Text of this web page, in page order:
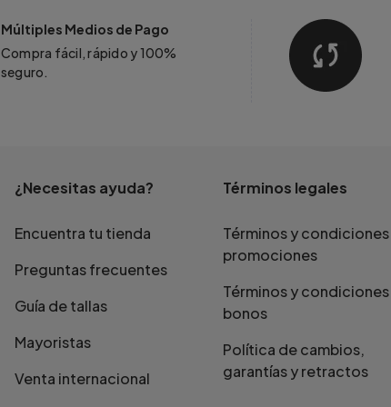
Múltiples Medios de Pago
Compra fácil, rápido y 100%
seguro.
¿Necesitas ayuda?
Encuentra tu tienda
Preguntas frecuentes
Guía de tallas
Mayoristas
Venta internacional
Términos legales
Términos y condiciones
promociones
Términos y condiciones
bonos
Política de cambios,
garantías y retractos